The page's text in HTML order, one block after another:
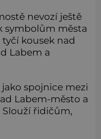
nevozí ještě
symbolům města
kousek nad
Labem a
spojnice mezi
Labem-město a
Slouží řidičům,